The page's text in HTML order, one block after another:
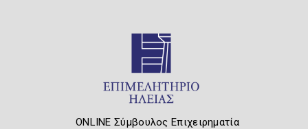
ONLINE Σύμβουλος Επιχειρηματία